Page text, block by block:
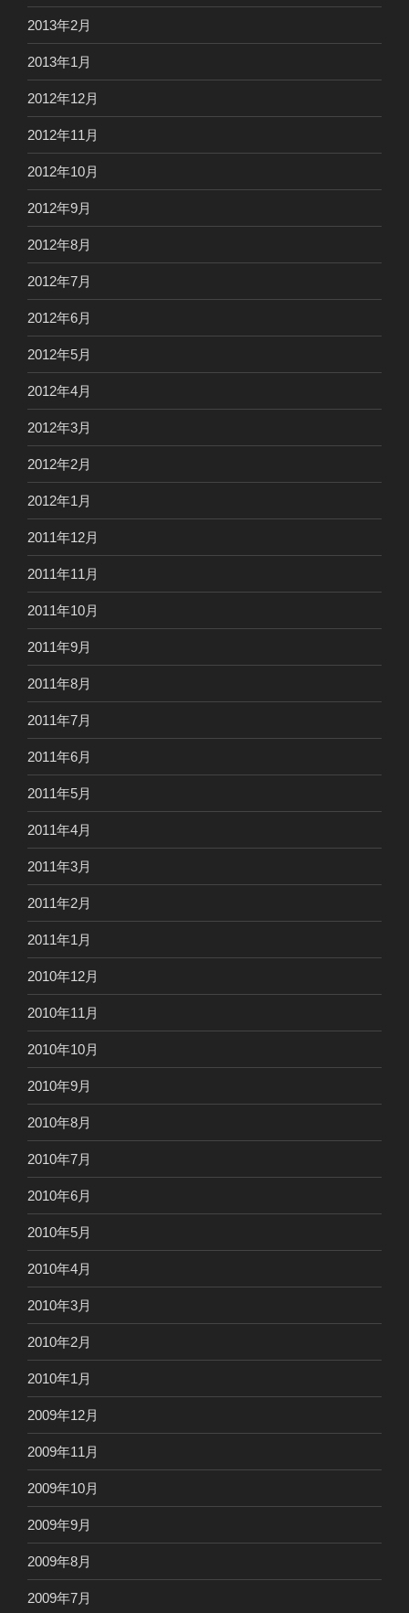
2013年2月
2013年1月
2012年12月
2012年11月
2012年10月
2012年9月
2012年8月
2012年7月
2012年6月
2012年5月
2012年4月
2012年3月
2012年2月
2012年1月
2011年12月
2011年11月
2011年10月
2011年9月
2011年8月
2011年7月
2011年6月
2011年5月
2011年4月
2011年3月
2011年2月
2011年1月
2010年12月
2010年11月
2010年10月
2010年9月
2010年8月
2010年7月
2010年6月
2010年5月
2010年4月
2010年3月
2010年2月
2010年1月
2009年12月
2009年11月
2009年10月
2009年9月
2009年8月
2009年7月